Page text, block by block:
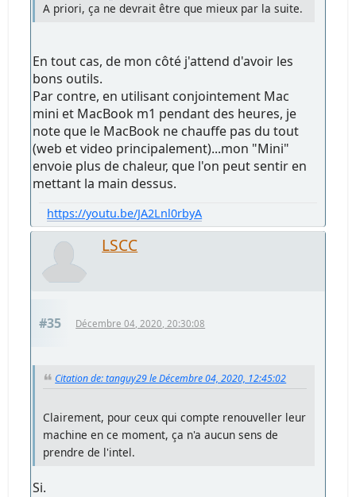
A priori, ça ne devrait être que mieux par la suite.
En tout cas, de mon côté j'attend d'avoir les
bons outils.
Par contre, en utilisant conjointement Mac
mini et MacBook m1 pendant des heures, je
note que le MacBook ne chauffe pas du tout
(web et video principalement)...mon "Mini"
envoie plus de chaleur, que l'on peut sentir en
mettant la main dessus.
https://youtu.be/JA2Lnl0rbyA
LSCC
#35 Décembre 04, 2020, 20:30:08
Citation de: tanguy29 le Décembre 04, 2020, 12:45:02
Clairement, pour ceux qui compte renouveller leur
machine en ce moment, ça n'a aucun sens de
prendre de l'intel.
Si.